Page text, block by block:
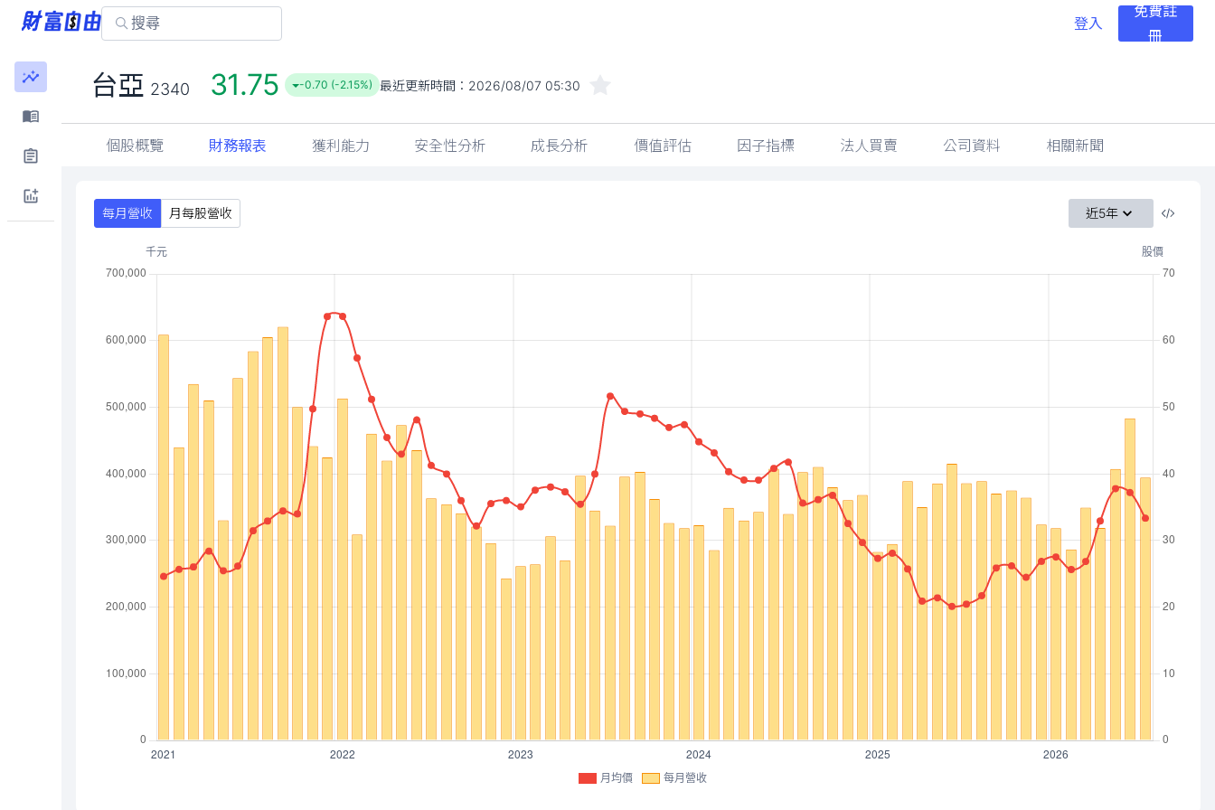
登入
免費註
冊
台亞 2340 31.75 -0.70 (-2.15%) 最近更新時間： 2026/08/07 05:30
個股概覽 財務報表 獲利能力 安全性分析 成長分析 價值評估 因子指標 法人買賣 公司資料 相關新聞
每月營收 月每股營收 近5年
月均價 每月營收